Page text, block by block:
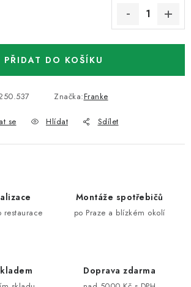
PŘIDAT DO KOŠÍKU
Značka:Franke
se Hlídat Sdílet
restaurace
Montáže spotřebičů
po Praze a blízkém okolí
Doprava zdarma